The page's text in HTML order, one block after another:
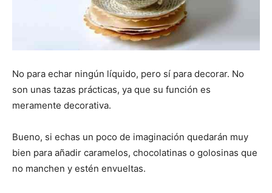
No para echar ningún líquido, pero sí para decorar. No
son unas tazas prácticas, ya que su función es
meramente decorativa.
Bueno, si echas un poco de imaginación quedarán muy
bien para añadir caramelos, chocolatinas o golosinas que
no manchen y estén envueltas.